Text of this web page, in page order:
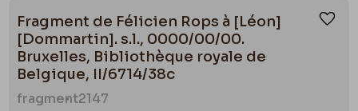
Fragment de Félicien Rops à [Léon]
[Dommartin]. s.l., 0000/00/00.
Bruxelles, Bibliothèque royale de
Belgique, II/6714/38c
fragment2147